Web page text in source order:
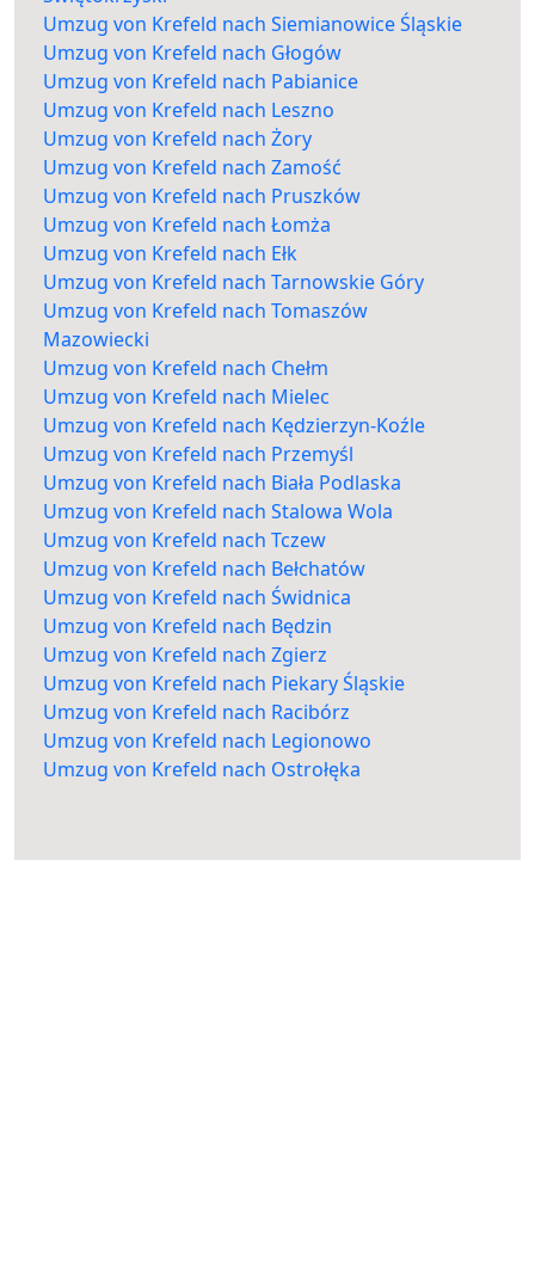
Umzug von Krefeld nach Siemianowice Śląskie
Umzug von Krefeld nach Głogów
Umzug von Krefeld nach Pabianice
Umzug von Krefeld nach Leszno
Umzug von Krefeld nach Żory
Umzug von Krefeld nach Zamość
Umzug von Krefeld nach Pruszków
Umzug von Krefeld nach Łomża
Umzug von Krefeld nach Ełk
Umzug von Krefeld nach Tarnowskie Góry
Umzug von Krefeld nach Tomaszów
Mazowiecki
Umzug von Krefeld nach Chełm
Umzug von Krefeld nach Mielec
Umzug von Krefeld nach Kędzierzyn-Koźle
Umzug von Krefeld nach Przemyśl
Umzug von Krefeld nach Biała Podlaska
Umzug von Krefeld nach Stalowa Wola
Umzug von Krefeld nach Tczew
Umzug von Krefeld nach Bełchatów
Umzug von Krefeld nach Świdnica
Umzug von Krefeld nach Będzin
Umzug von Krefeld nach Zgierz
Umzug von Krefeld nach Piekary Śląskie
Umzug von Krefeld nach Racibórz
Umzug von Krefeld nach Legionowo
Umzug von Krefeld nach Ostrołęka